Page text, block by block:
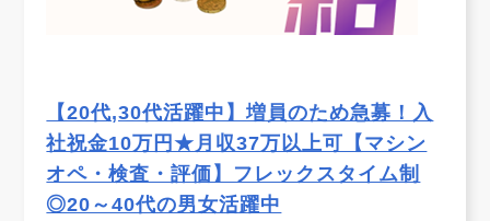
【20代,30代活躍中】増員のため急募！入
社祝金10万円★月収37万以上可【マシン
オペ・検査・評価】フレックスタイム制
◎20～40代の男女活躍中